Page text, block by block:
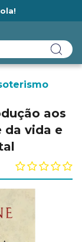
aos
da vida e